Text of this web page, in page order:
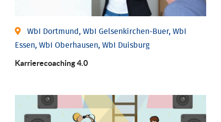
WbI Dortmund, WbI Gelsenkirchen-Buer, WbI
Essen, WbI Oberhausen, WbI Duisburg
Karriere­coaching 4.0